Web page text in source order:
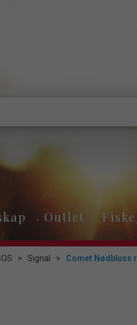
Outlet
> Signal > Comet Nødbluss